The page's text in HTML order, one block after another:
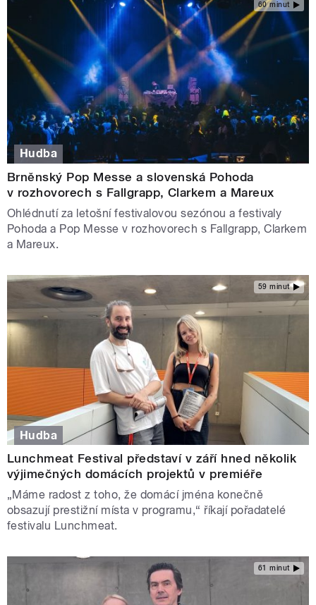
60 minut
Hudba
Brněnský Pop Messe a slovenská Pohoda
v rozhovorech s Fallgrapp, Clarkem a Mareux
Ohlédnutí za letošní festivalovou sezónou a festivaly
Pohoda a Pop Messe v rozhovorech s Fallgrapp, Clarkem
a Mareux.
59 minut
Hudba
Lunchmeat Festival představí v září hned několik
výjimečných domácích projektů v premiéře
„Máme radost z toho, že domácí jména konečně
obsazují prestižní místa v programu,“ říkají pořadatelé
festivalu Lunchmeat.
61 minut